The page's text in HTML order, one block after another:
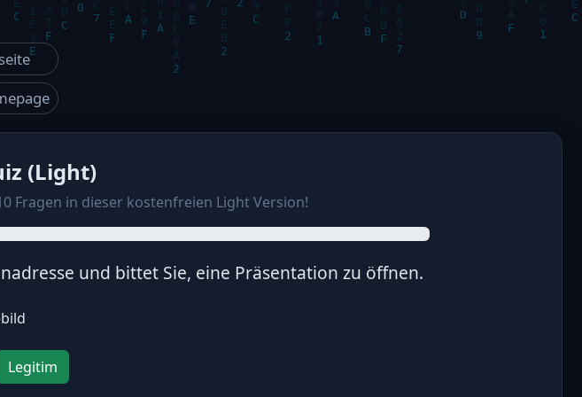
(Light)
Fragen in dieser kostenfreien Light Version!
und bittet Sie, eine Präsentation zu öffnen.
Legitim